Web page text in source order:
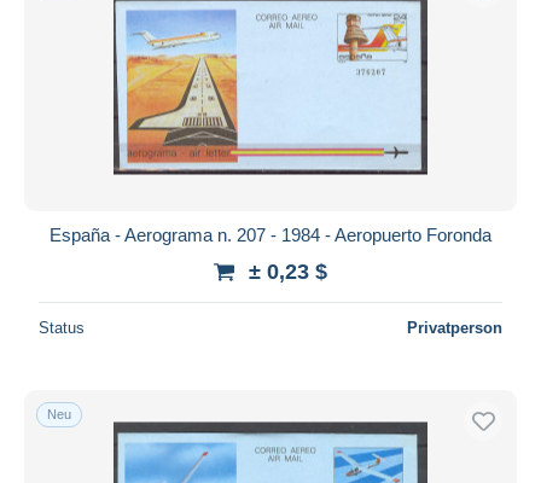
España - Aerograma n. 207 - 1984 - Aeropuerto Foronda
± 0,23 $
Status Privatperson
Neu